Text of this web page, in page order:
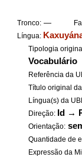
Tronco: —
Língua:
Tipologia
Vocabulário
Referência da
Título original
Língua(s) da
Direção: Id →
Orientação:
Quantidade de
Expressão da